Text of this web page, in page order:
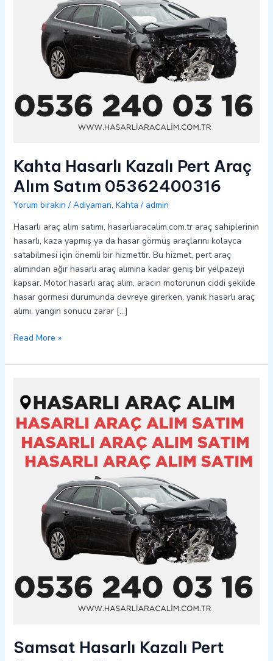
Kahta Hasarlı Kazalı Pert Araç
Alım Satım 05362400316
Yorum bırakın / Adıyaman, Kahta / admin
Hasarlı araç alım satımı, hasarliaracalim.com.tr araç sahiplerinin
hasarlı, kaza yapmış ya da hasar görmüş araçlarını kolayca
satabilmesi için önemli bir hizmettir. Bu hizmet, pert araç
alımından ağır hasarlı araç alımına kadar geniş bir yelpazeyi
kapsar. Motor hasarlı araç alım, aracın motorunun ciddi şekilde
hasar görmesi durumunda devreye girerken, yanık hasarlı araç
alımı, yangın sonucu zarar […]
Read More »
Samsat Hasarlı Kazalı Pert
Hasarlı
Kazalı
Pert
Araç
Alım
Satım
05362400316